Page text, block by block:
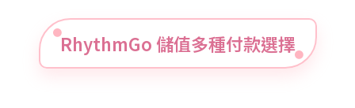
RhythmGo 儲值多種付款選擇